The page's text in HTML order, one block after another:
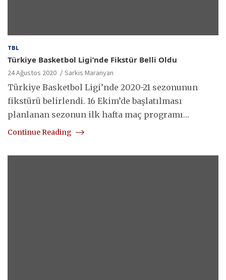
TBL
Türkiye Basketbol Ligi’nde Fikstür Belli Oldu
24 Ağustos 2020 Sarkis Maranyan
Türkiye Basketbol Ligi’nde 2020-21 sezonunun
fikstürü belirlendi. 16 Ekim’de başlatılması
planlanan sezonun ilk hafta maç programı…
Continue Reading